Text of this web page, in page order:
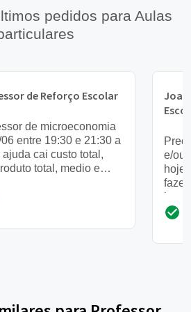
pedidos para Aulas
de Reforço Escolar
de microeconomia
entre 19:30 e 21:30 a
cai custo total,
total, medio e
e/ou
hoje
hora!